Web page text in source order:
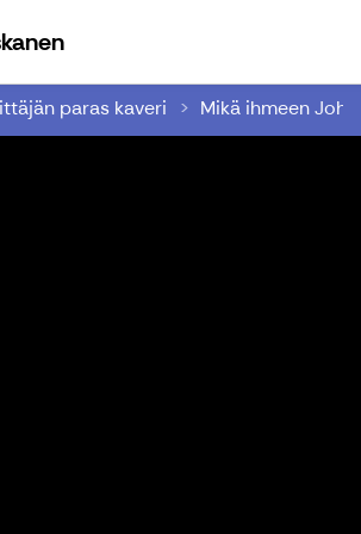
Sinikka Niskanen
paras kaveri Mikä ihmeen